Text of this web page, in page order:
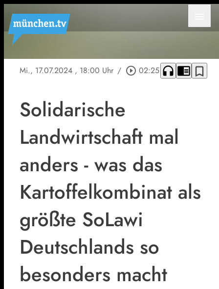
Mi., 17.07.2024 , 18:00 Uhr / play_circle_outline 02:25 headphones chrome_reader_mode bookmark_border
Solidarische
Landwirtschaft mal
anders - was das
Kartoffelkombinat als
größte SoLawi
Deutschlands so
besonders macht